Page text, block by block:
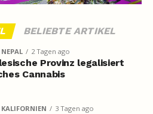
BELIEBTE ARTIKEL
2 Tagen ago
Provinz legalisiert
Cannabis
3 Tagen ago